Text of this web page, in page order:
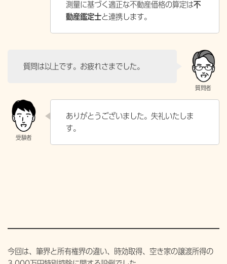
測量に基づく適正な不動産価格の算定は不
動産鑑定士と連携します。
質問は以上です。お疲れさまでした。
ありがとうございました。失礼いたしま
す。
今回は、筆界と所有権界の違い、時効取得、空き家の譲渡所得の